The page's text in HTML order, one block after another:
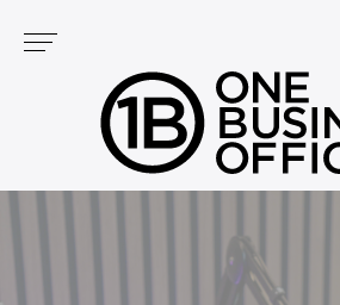
NOS CENTRES
FONTVIEILLE
CARRÉ D'OR
PODCAST